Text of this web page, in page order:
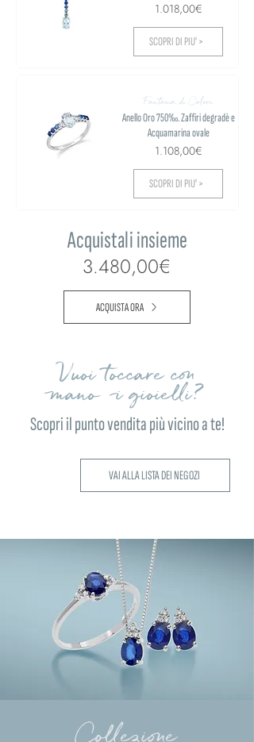
1.018,00€
SCOPRI DI PIU' >
Fantasia di Colore
Anello Oro 750‰. Zaffiri degradè e
Acquamarina ovale
1.108,00€
SCOPRI DI PIU' >
Acquistali insieme
3.480,00€
ACQUISTA ORA
Vuoi toccare con
mano i gioielli?
Scopri il punto vendita più vicino a te!
VAI ALLA LISTA DEI NEGOZI